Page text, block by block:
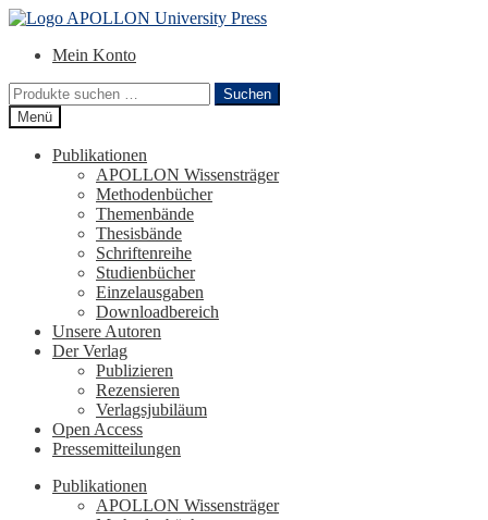
Zur
springen
Zum
springenMein Konto
Suchen
nach:
Suchen
Menü
Publikationen
APOLLON Wissensträger
Methodenbücher
Themenbände
Thesisbände
Schriftenreihe
Studienbücher
Einzelausgaben
Downloadbereich
Unsere Autoren
Der Verlag
Publizieren
Rezensieren
Verlagsjubiläum
Open Access
Pressemitteilungen
Publikationen
APOLLON Wissensträger